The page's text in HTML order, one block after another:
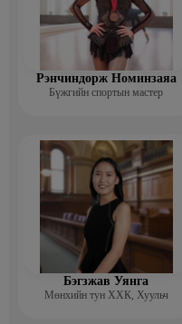
Рэнчиндорж Номинзаяа
Бүжгийн спортын мастер
Бэгзжав Уянга
Мөнхийн тун ХХК, Хуульч